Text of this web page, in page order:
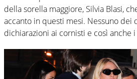
della sorella maggiore, Silvia Blasi,
accanto in questi mesi. Nessuno dei
dichiarazioni ai cornisti e così anche